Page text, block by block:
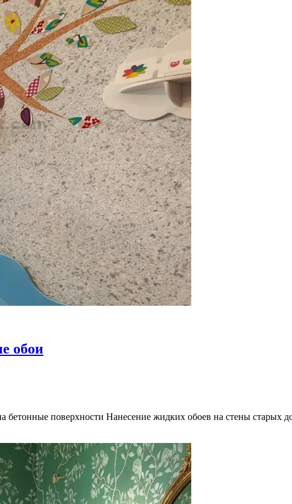
обои
бетонные поверхности Нанесение жидких обоев на стены старых